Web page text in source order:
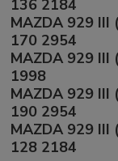
136 2184
MAZDA 929 III
170 2954
MAZDA 929 III
1998
MAZDA 929 III
190 2954
MAZDA 929 III
128 2184